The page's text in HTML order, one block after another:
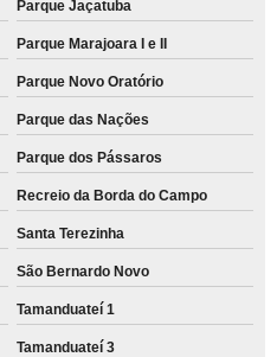
Parque Jaçatuba
Parque Marajoara I e II
Parque Novo Oratório
Parque das Nações
Parque dos Pássaros
Recreio da Borda do Campo
Santa Terezinha
São Bernardo Novo
Tamanduateí 1
Tamanduateí 3